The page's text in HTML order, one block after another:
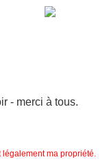
- merci à tous.
légalement ma propriété.